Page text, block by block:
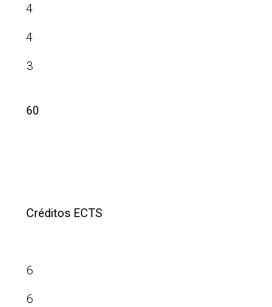
4
4
3
60
Créditos ECTS
6
6